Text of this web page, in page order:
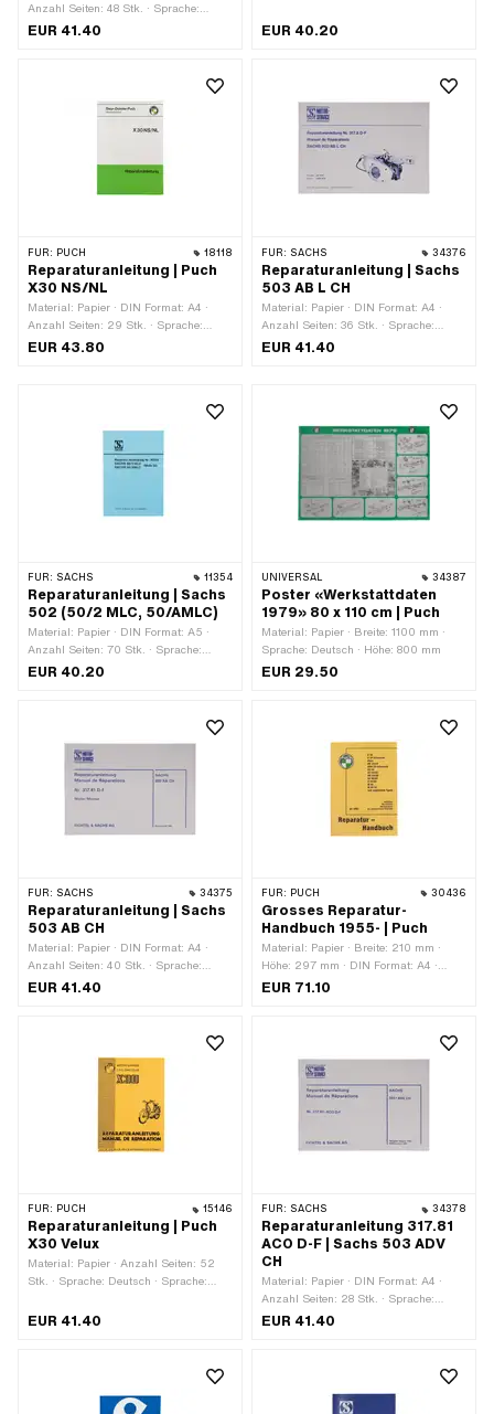
Anzahl Seiten: 48 Stk. · Sprache:
Deutsch
EUR 41.40
Deutsch · Sprache: Englisch ·
EUR 40.20
FÜR: PUCH 18118
Reparaturanleitung | Puch
X30 NS/NL
Material: Papier · DIN Format: A4 ·
Anzahl Seiten: 29 Stk. · Sprache:
Deutsch
EUR 43.80
FÜR: SACHS 34376
Reparaturanleitung | Sachs
503 AB L CH
Material: Papier · DIN Format: A4 ·
Anzahl Seiten: 36 Stk. · Sprache:
Deutsch · Sprache: Französisch
EUR 41.40
FÜR: SACHS 11354
Reparaturanleitung | Sachs
502 (50/2 MLC, 50/AMLC)
Material: Papier · DIN Format: A5 ·
Anzahl Seiten: 70 Stk. · Sprache:
Deutsch
EUR 40.20
UNIVERSAL 34387
Poster «Werkstattdaten
1979» 80 x 110 cm | Puch
Material: Papier · Breite: 1100 mm ·
Sprache: Deutsch · Höhe: 800 mm
EUR 29.50
FÜR: SACHS 34375
Reparaturanleitung | Sachs
503 AB CH
Material: Papier · DIN Format: A4 ·
Anzahl Seiten: 40 Stk. · Sprache:
Deutsch · Sprache: Französisch
EUR 41.40
FÜR: PUCH 30436
Grosses Reparatur-
Handbuch 1955- | Puch
Material: Papier · Breite: 210 mm ·
Höhe: 297 mm · DIN Format: A4 ·
Anzahl Seiten: 206 Stk. · Sprache:
EUR 71.10
FÜR: PUCH 15146
Reparaturanleitung | Puch
X30 Velux
Material: Papier · Anzahl Seiten: 52
Stk. · Sprache: Deutsch · Sprache:
EUR 41.40
FÜR: SACHS 34378
Reparaturanleitung 317.81
ACO D-F | Sachs 503 ADV
CH
Material: Papier · DIN Format: A4 ·
Anzahl Seiten: 28 Stk. · Sprache:
Deutsch · Sprache: Französisch
EUR 41.40